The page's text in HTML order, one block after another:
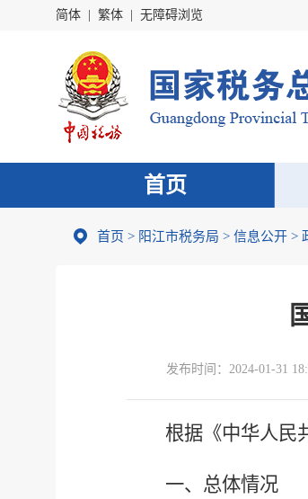
简体 繁体 无障碍浏览
首页
首页 > 阳江市税务局 > 信息公开 >
发布时间： 2024-01-31
根据《中华人民
一、总体情况